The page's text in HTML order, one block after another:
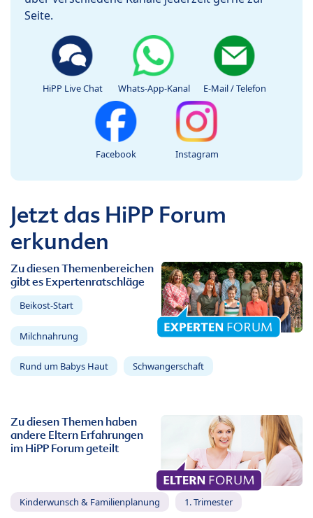
Seite.
HiPP Live Chat Whats-App-Kanal E-Mail / Telefon
Facebook Instagram
Jetzt das HiPP Forum
erkunden
Zu diesen Themenbereichen
gibt es Expertenratschläge
Beikost-Start
Milchnahrung
Rund um Babys Haut Schwangerschaft
Zu diesen Themen haben
andere Eltern Erfahrungen
im HiPP Forum geteilt
Kinderwunsch & Familienplanung 1. Trimester